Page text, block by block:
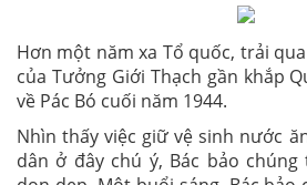
Hơn một năm xa Tổ quốc, trải
của Tưởng Giới Thạch gần khắp
về Pác Bó cuối năm 1944.
Nhìn thấy việc giữ vệ sinh nước
dân ở đây chú ý, Bác bảo